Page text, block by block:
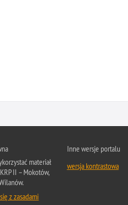
materiał
II – Mokotów,
z zasadami
Inne wersje portalu
wersja kontrastowa